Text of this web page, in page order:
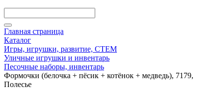
Главная страница
Каталог
Игры, игрушки, развитие, СТЕМ
Уличные игрушки и инвентарь
Песочные наборы, инвентарь
Формочки (белочка + пёсик + котёнок + медведь), 7179,
Полесье